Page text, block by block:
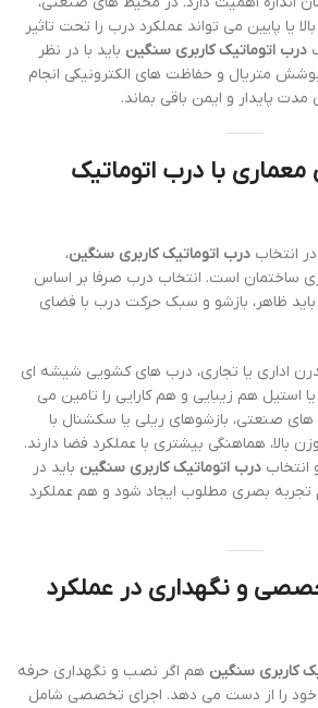
یا پایین می تواند عملکرد درب را تحت تاثیر
درب اتوماتیک کاربری سنگین باید با در نظر
متریال و حفاظت های الکترونیکی انجام
پایدار و ایمن باقی بماند.
با درب اتوماتیک
انتخاب درب اتوماتیک کاربری سنگین،
ساختمان است. انتخاب درب صرفا بر اساس
ظاهر، بازشو و سبک حرکت درب با فضای
اداری یا تجاری، درب های کشویی شیشه ای
استیل هم زیبایی و هم کارایی را تامین می
های صنعتی، بازشوهای ریلی یا سکشنال با
بالا، هماهنگی بیشتری با عملکرد فضا دارند.
انتخاب درب اتوماتیک کاربری سنگین باید در
تجربه بصری مطلوب ایجاد شود و هم عملکرد
و نگهداری در عملکرد
کاربری سنگین هم اگر نصب و نگهداری حرفه
خود را از دست می دهد. اجرای تخصصی شامل